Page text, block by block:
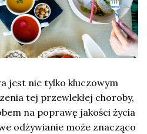
jest nie tylko kluczowym
tej przewlekłej choroby,
na poprawę jakości życia
odżywianie może znacząco